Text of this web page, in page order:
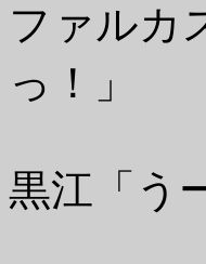
ファルカ
っ！」
黒江「う